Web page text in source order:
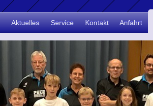
Aktuelles Service Kontakt Anfahrt